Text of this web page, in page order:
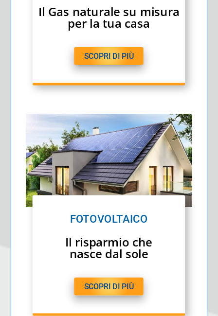
Il Gas naturale su misura
per la tua casa
SCOPRI DI PIÙ
FOTOVOLTAICO
Il risparmio che
nasce dal sole
SCOPRI DI PIÙ